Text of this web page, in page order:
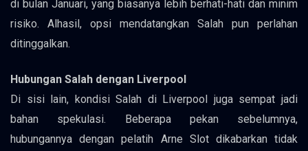
di bulan Januari, yang biasanya lebih berhati-hati dan minim
risiko. Alhasil, opsi mendatangkan Salah pun perlahan
ditinggalkan.
Hubungan Salah dengan Liverpool
Di sisi lain, kondisi Salah di Liverpool juga sempat jadi
bahan spekulasi. Beberapa pekan sebelumnya,
hubungannya dengan pelatih Arne Slot dikabarkan tidak